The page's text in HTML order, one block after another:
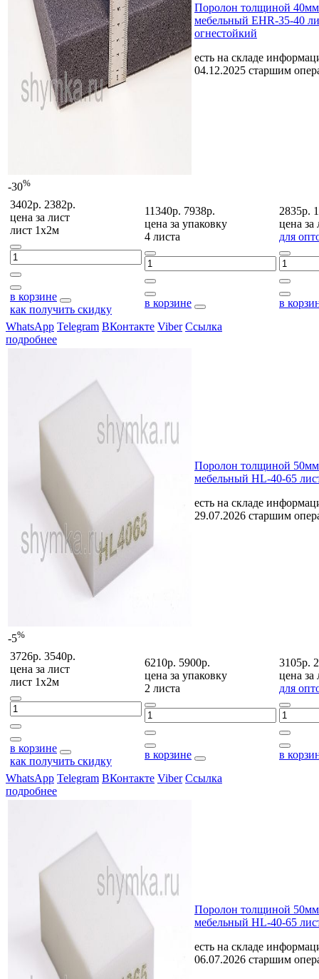
-30%
Поролон толщиной 40мм
мебельный EHR-35-40
огнестойкий
есть на складе
04.12.2025 старшим
3402р. 2382р.
цена за лист
лист 1х2м
в корзине
как получить скидку
11340р. 7938р.
цена за упаковку
4 листа
в корзине
2835р.
цена за
для
в
WhatsApp Telegram ВКонтакте Viber Ссылка
подробнее
-5%
Поролон толщиной 50мм
мебельный HL-40-65
есть на складе
29.07.2026 старшим
3726р. 3540р.
цена за лист
лист 1х2м
в корзине
как получить скидку
6210р. 5900р.
цена за упаковку
2 листа
в корзине
3105р.
цена за
для
в
WhatsApp Telegram ВКонтакте Viber Ссылка
подробнее
Поролон толщиной 50мм
мебельный HL-40-65
есть на складе
06.07.2026 старшим